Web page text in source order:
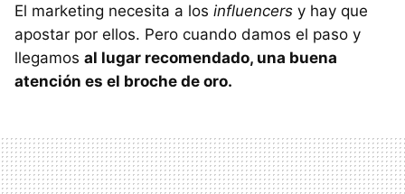
El marketing necesita a los influencers y hay que
apostar por ellos. Pero cuando damos el paso y
llegamos al lugar recomendado, una buena
atención es el broche de oro.